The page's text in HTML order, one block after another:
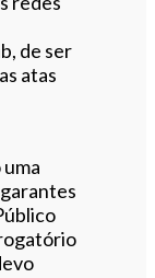
de ser
atas